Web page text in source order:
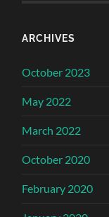
ARCHIVES
October 2023
May 2022
March 2022
October 2020
February 2020